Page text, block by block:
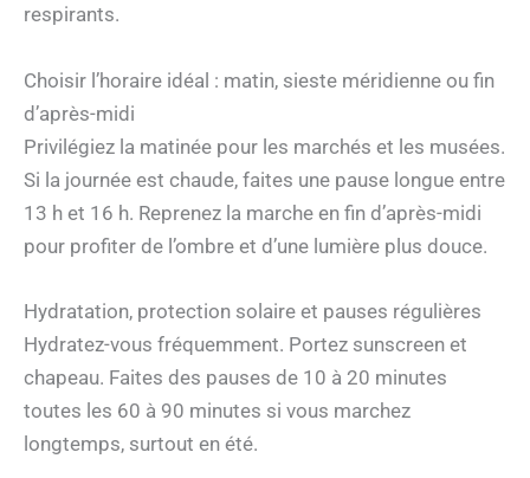
respirants.
Choisir l’horaire idéal : matin, sieste méridienne ou fin
d’après-midi
Privilégiez la matinée pour les marchés et les musées.
Si la journée est chaude, faites une pause longue entre
13 h et 16 h. Reprenez la marche en fin d’après-midi
pour profiter de l’ombre et d’une lumière plus douce.
Hydratation, protection solaire et pauses régulières
Hydratez-vous fréquemment. Portez sunscreen et
chapeau. Faites des pauses de 10 à 20 minutes
toutes les 60 à 90 minutes si vous marchez
longtemps, surtout en été.